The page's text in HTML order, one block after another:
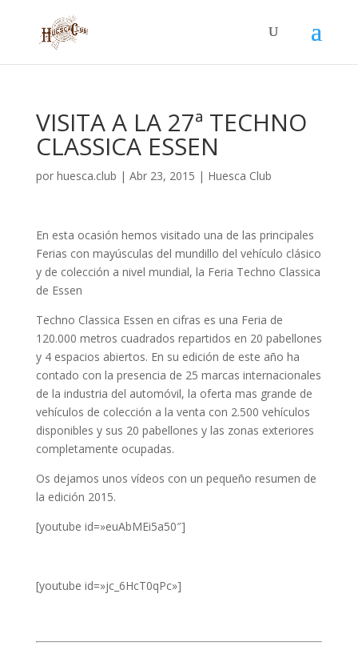
VISITA A LA 27ª TECHNO
CLASSICA ESSEN
por huesca.club | Abr 23, 2015 | Huesca Club
En esta ocasión hemos visitado una de las principales
Ferias con mayúsculas del mundillo del vehículo clásico
y de colección a nivel mundial, la Feria Techno Classica
de Essen
Techno Classica Essen en cifras es una Feria de
120.000 metros cuadrados repartidos en 20 pabellones
y 4 espacios abiertos. En su edición de este año ha
contado con la presencia de 25 marcas internacionales
de la industria del automóvil, la oferta mas grande de
vehículos de colección a la venta con 2.500 vehículos
disponibles y sus 20 pabellones y las zonas exteriores
completamente ocupadas.
Os dejamos unos vídeos con un pequeño resumen de
la edición 2015.
[youtube id=»euAbMEi5a50″]
[youtube id=»jc_6HcT0qPc»]